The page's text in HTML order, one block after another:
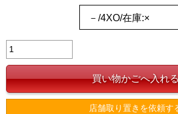
店舗取り置きを依頼す